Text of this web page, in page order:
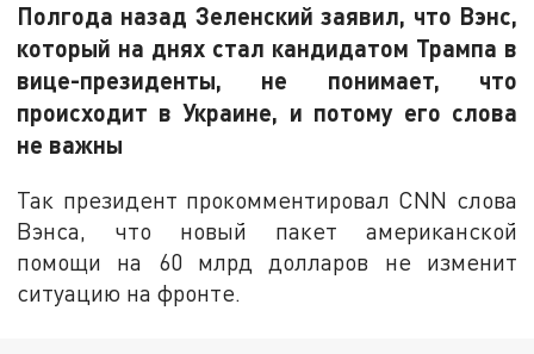
Полгода назад Зеленский заявил, что Вэнс,
который на днях стал кандидатом Трампа в
вице-президенты, не понимает, что
происходит в Украине, и потому его слова
не важны
Так президент прокомментировал CNN слова
Вэнса, что новый пакет американской
помощи на 60 млрд долларов не изменит
ситуацию на фронте.